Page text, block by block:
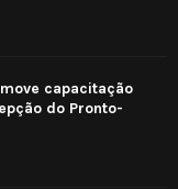
capacitação
do Pronto-